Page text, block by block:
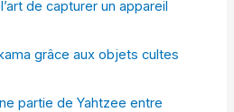
de capturer un appareil
grâce aux objets cultes
partie de Yahtzee entre